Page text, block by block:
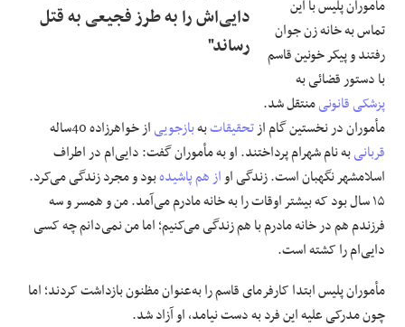
دایی‌اش را به ‌طرز فجیعی به قتل
رساند"
مأموران پلیس با این
تماس به خانه زن جوان
رفتند و پیکر خونین قاسم
با دستور قضائی به
پزشکی قانونیمنتقل شد.
مأموران در نخستین گام ازتحقیقاتبهبازجوییاز خواهرزاده 40‌ساله
قربانیبه نام شهرام پرداختند. او به مأموران گفت: دایی‌ام در اطراف
اسلامشهر نگهبان است. زندگی اواز هم پاشیدهبود و مجرد زندگی می‌کرد.
۱۵ سال بود که بیشتر اوقات را به خانه مادرم می‌آمد. من و همسر و سه
فرزندم هم در خانه مادرم با هم زندگی می‌کنیم؛ اما من نمی‌دانم چه کسی
دایی‌ام را کشته است.
مأموران پلیس ابتدا کارفرمای قاسم را به‌عنوان مظنون بازداشت کردند؛ اما
چون مدرکی علیه این فرد به دست نیامد، او آزاد شد.